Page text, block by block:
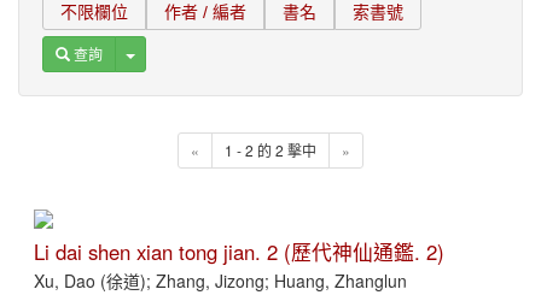
不限欄位 作者 / 編者 書名 索書號
查詢 Toggle Dropdown
« 1 - 2 的 2 擊中 »
Li dai shen xian tong jian. 2 (歷代神仙通鑑. 2)
Xu, Dao (徐道); Zhang, Jizong; Huang, Zhanglun